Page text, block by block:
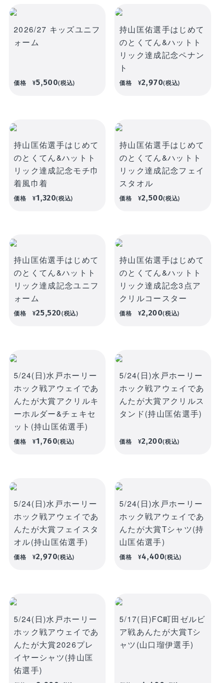
2026/27 キッズユニフ
ォーム
価格 ¥5,500(税込)
持山匡佑選手はじめて
のとくてん&ハットト
リック達成記念ペナン
ト
価格 ¥2,970(税込)
持山匡佑選手はじめて
のとくてん&ハットト
リック達成記念モチ巾
着風巾着
価格 ¥1,320(税込)
持山匡佑選手はじめて
のとくてん&ハットト
リック達成記念フェイ
スタオル
価格 ¥2,500(税込)
持山匡佑選手はじめて
のとくてん&ハットト
リック達成記念ユニフ
ォーム
価格 ¥25,520(税込)
持山匡佑選手はじめて
のとくてん&ハットト
リック達成記念3点ア
クリルコースター
価格 ¥2,200(税込)
5/24(日)水戸ホーリー
ホック戦アウェイであ
んたが大賞アクリルキ
ーホルダー&チェキセ
ット(持山匡佑選手)
価格 ¥1,760(税込)
5/24(日)水戸ホーリー
ホック戦アウェイであ
んたが大賞アクリルス
タンド(持山匡佑選手)
価格 ¥2,200(税込)
5/24(日)水戸ホーリー
ホック戦アウェイであ
んたが大賞フェイスタ
オル(持山匡佑選手)
価格 ¥2,970(税込)
5/24(日)水戸ホーリー
ホック戦アウェイであ
んたが大賞Tシャツ(持
山匡佑選手)
価格 ¥4,400(税込)
5/24(日)水戸ホーリー
ホック戦アウェイであ
んたが大賞2026プレ
イヤーシャツ(持山匡
佑選手)
5/17(日)FC町田ゼルビ
ア戦あんたが大賞Tシ
ャツ(山口瑠伊選手)